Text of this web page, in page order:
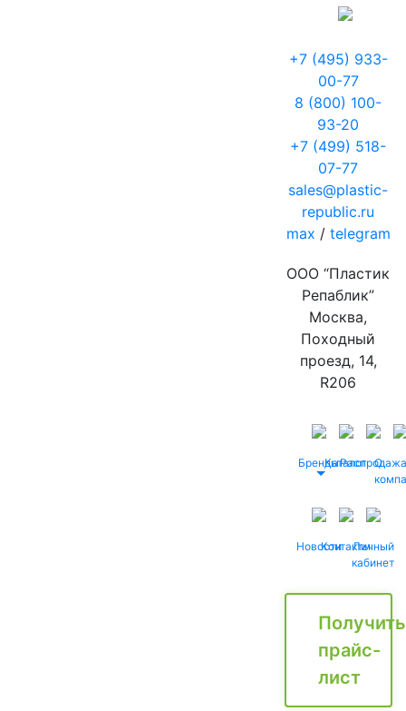
+7 (495) 933-
00-77
8 (800) 100-
93-20
+7 (499) 518-
07-77
sales@plastic-
republic.ru
max / telegram
ООО “Пластик
Репаблик”
Москва,
Походный
проезд, 14,
R206
БрендыКаталог
Распродажа
О
НовостиКонтактыЛичный
кабинет
Получить
прайс-
лист